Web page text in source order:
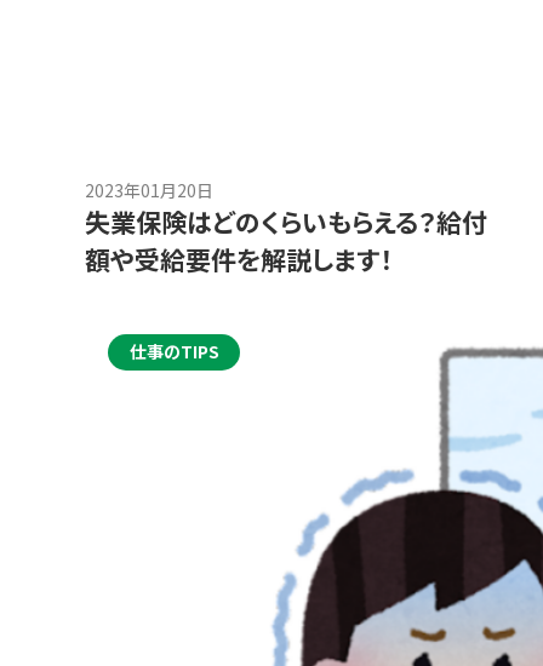
2023年01月20日
失業保険はどのくらいもらえる？給付
額や受給要件を解説します！
仕事のTIPS